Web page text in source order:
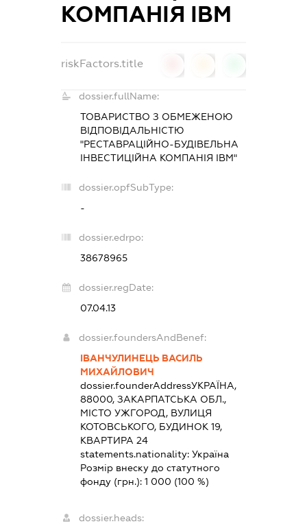
КОМПАНІЯ ІВМ
riskFactors.title
dossier.fullName:
ТОВАРИСТВО З ОБМЕЖЕНОЮ
ВІДПОВІДАЛЬНІСТЮ
"РЕСТАВРАЦІЙНО-БУДІВЕЛЬНА
ІНВЕСТИЦІЙНА КОМПАНІЯ ІВМ"
dossier.opfSubType:
-
dossier.edrpo:
38678965
dossier.regDate:
07.04.13
dossier.foundersAndBenef:
ІВАНЧУЛИНЕЦЬ ВАСИЛЬ
МИХАЙЛОВИЧ
dossier.founderAddressУКРАЇНА,
88000, ЗАКАРПАТСЬКА ОБЛ.,
МІСТО УЖГОРОД, ВУЛИЦЯ
КОТОВСЬКОГО, БУДИНОК 19,
КВАРТИРА 24
statements.nationality:Україна
Розмір внеску до статутного
фонду (грн.):1 000 (100 %)
dossier.heads: